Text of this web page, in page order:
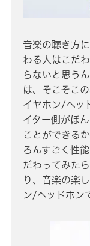
音楽の聴き方
わる人はこだ
らないと思う
は、そこそこ
イヤホン/ヘッ
イター側がほ
ことができる
ろんすごく性
だわってみた
り、音楽の楽
ン/ヘッドホン